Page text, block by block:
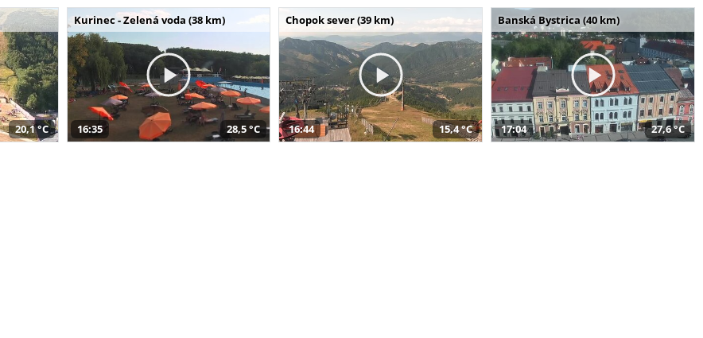
20,1 °C
Kurinec - Zelená voda (38 km)
16:35 28,5 °C
Chopok sever (39 km)
16:44 15,4 °C
Banská Bystrica (40 km)
17:04 27,6 °C